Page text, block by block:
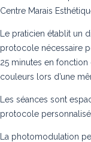
Centre Marais
Le praticien établit un
protocole nécessaire
25 minutes en
couleurs lors d’une
Les séances sont
protocole personnalisé.
La photomodulation